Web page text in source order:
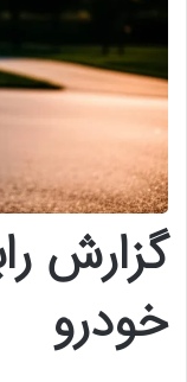
گزارش
خودرو